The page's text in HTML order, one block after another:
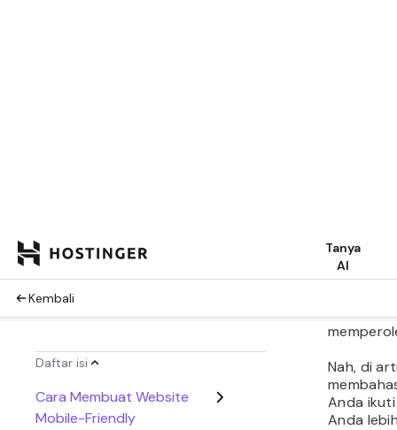
Google
website
lebih
Nah, di
Anda
Anda